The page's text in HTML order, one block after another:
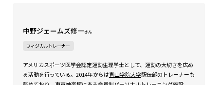
中野ジェームズ修一さん
フィジカルトレーナー
アメリカスポーツ医学会認定運動生理学士として、運動の大切さを広め
る活動を行っている。2014年からは青山学院大学駅伝部のトレーナーも